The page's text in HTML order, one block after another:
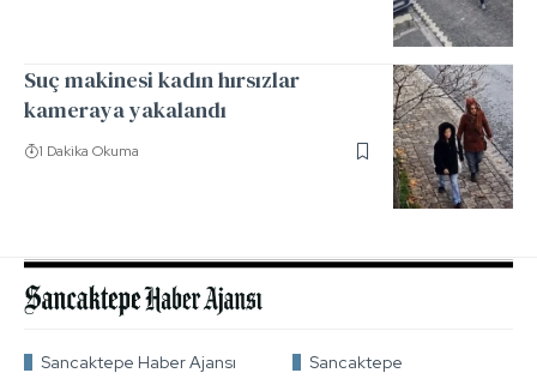
Suç makinesi kadın hırsızlar
kameraya yakalandı
1 Dakika Okuma
Sancaktepe Haber Ajansı Sancaktepe